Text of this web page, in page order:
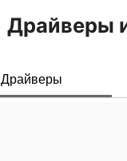
Драйверы
Драйверы